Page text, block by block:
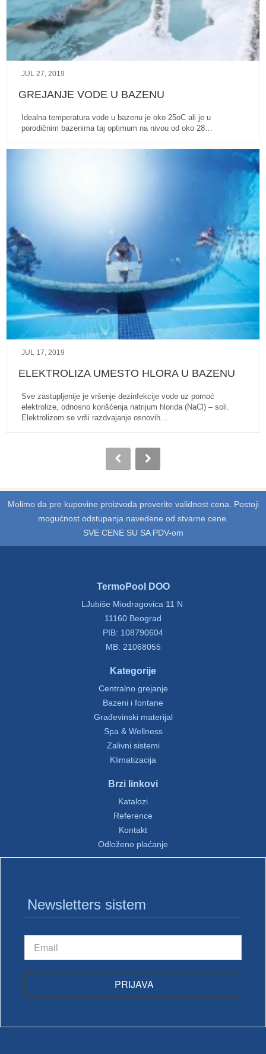
JUL 27, 2019
GREJANJE VODE U BAZENU
Idealna temperatura vode u bazenu je oko 25oC ali je u
porodičnim bazenima taj optimum na nivou od oko 28…
JUL 17, 2019
ELEKTROLIZA UMESTO HLORA U BAZENU
Sve zastupljenije je vršenje dezinfekcije vode uz pomoć
elektrolize, odnosno korišćenja natrijum hlorida (NaCl) – soli.
Elektrolizom se vrši razdvajanje osnovih…
Molimo da pre kupovine proizvoda proverite validnost cena. Postoji
mogućnost odstupanja navedene od stvarne cene.
SVE CENE SU SA PDV-om
TermoPool DOO
LJubiše Miodragovica 11 N
11160 Beograd
PIB: 108790604
MB: 21068055
Kategorije
Centralno grejanje
Bazeni i fontane
Građevinski materijal
Spa & Wellness
Zalivni sistemi
Klimatizacija
Brzi linkovi
Katalozi
Reference
Kontakt
Odloženo plaćanje
Newsletters sistem
PRIJAVA